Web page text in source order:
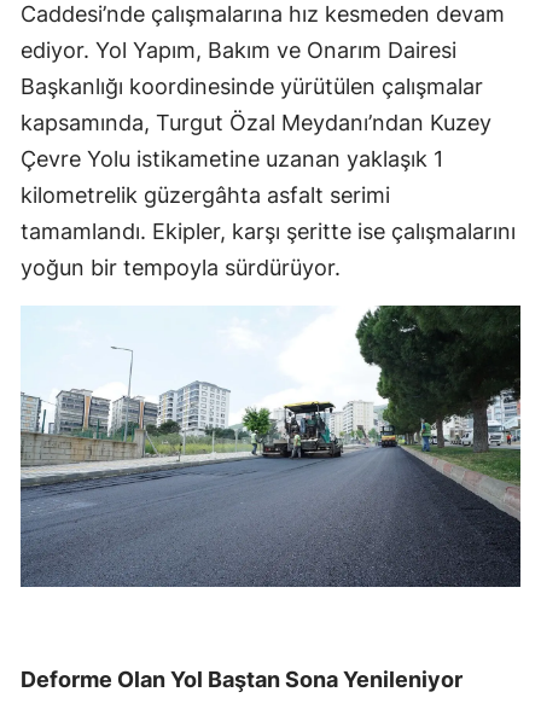
Caddesi’nde çalışmalarına hız kesmeden devam
ediyor. Yol Yapım, Bakım ve Onarım Dairesi
Başkanlığı koordinesinde yürütülen çalışmalar
kapsamında, Turgut Özal Meydanı’ndan Kuzey
Çevre Yolu istikametine uzanan yaklaşık 1
kilometrelik güzergâhta asfalt serimi
tamamlandı. Ekipler, karşı şeritte ise çalışmalarını
yoğun bir tempoyla sürdürüyor.
Deforme Olan Yol Baştan Sona Yenileniyor